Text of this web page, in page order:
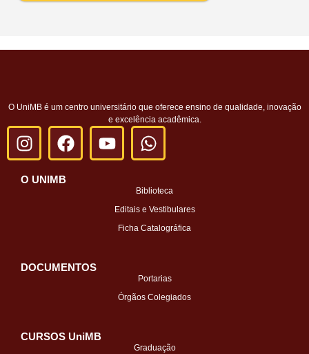
O UniMB é um centro universitário que oferece ensino de qualidade, inovação
e excelência acadêmica.
O UNIMB
Biblioteca
Editais e Vestibulares
Ficha Catalográfica
DOCUMENTOS
Portarias
Órgãos Colegiados
CURSOS UniMB
Graduação